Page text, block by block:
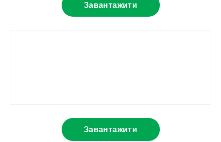
Завантажити
Завантажити